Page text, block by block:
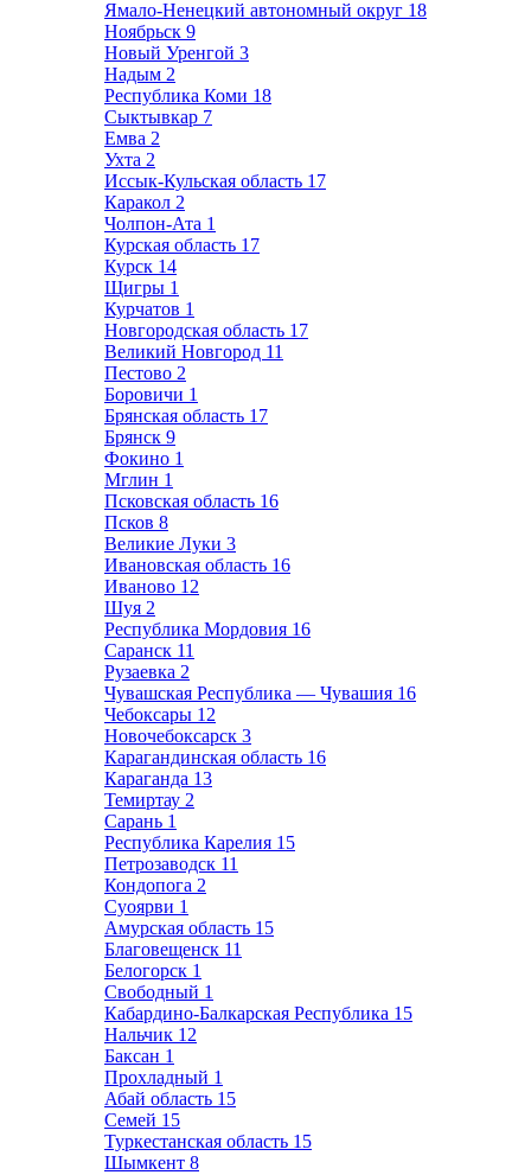
Ямало-Ненецкий автономный округ 18
Ноябрьск 9
Новый Уренгой 3
Надым 2
Республика Коми 18
Сыктывкар 7
Емва 2
Ухта 2
Иссык-Кульская область 17
Каракол 2
Чолпон-Ата 1
Курская область 17
Курск 14
Щигры 1
Курчатов 1
Новгородская область 17
Великий Новгород 11
Пестово 2
Боровичи 1
Брянская область 17
Брянск 9
Фокино 1
Мглин 1
Псковская область 16
Псков 8
Великие Луки 3
Ивановская область 16
Иваново 12
Шуя 2
Республика Мордовия 16
Саранск 11
Рузаевка 2
Чувашская Республика — Чувашия 16
Чебоксары 12
Новочебоксарск 3
Карагандинская область 16
Караганда 13
Темиртау 2
Сарань 1
Республика Карелия 15
Петрозаводск 11
Кондопога 2
Суоярви 1
Амурская область 15
Благовещенск 11
Белогорск 1
Свободный 1
Кабардино-Балкарская Республика 15
Нальчик 12
Баксан 1
Прохладный 1
Абай область 15
Семей 15
Туркестанская область 15
Шымкент 8